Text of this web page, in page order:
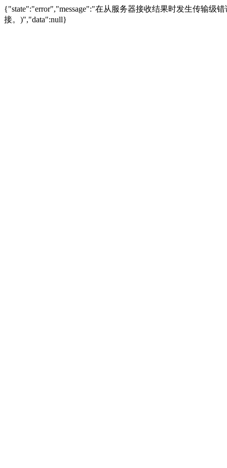
{"state":"error","message":"在从服务器接收结果时发生传输级
接。)","data":null}